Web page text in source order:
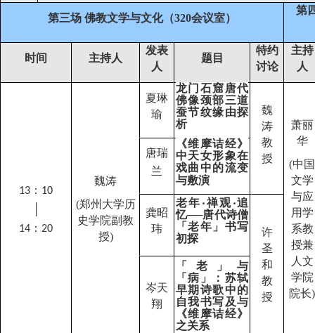
第三场 佛教文学与文化（320会议室）
第
时间 主持人
发表
人
题目
特约
讨论
主持
人
13 ： 10
14 ： 20
魏涛
(郑州大学历
史学院副教
授)
夏琳
瑜
龙门石窟唐代
佛像颈部三道
蚕节纹缘由探
析
魏
涛
教
授
萧丽
华
(中国
文学
与应
用学
系教
授兼
人文
学院
院长)
唐瑞
兰
《维摩诘经》
中天女形象在
戏曲中的流变
与敷演
龚昭
玮
老年‧禅观‧追
忆──唐代诗僧
「老年」书写
初探
许
圣
和
教
授
岑天
翔
「老」与
「病」：苏轼
早期诗歌中的
自我书写及与
《维摩诘经》
之关系